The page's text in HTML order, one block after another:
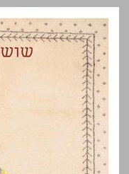
אוצר הרומנסירו של יהודי ספרד שורשים וגלויות, מוסיקה ותמליל ... 0